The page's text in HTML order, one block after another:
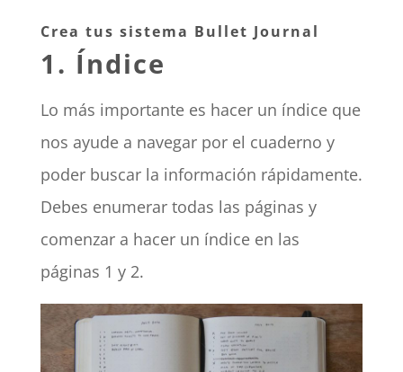
Crea tus sistema Bullet Journal
1. Índice
Lo más importante es hacer un índice que
nos ayude a navegar por el cuaderno y
poder buscar la información rápidamente.
Debes enumerar todas las páginas y
comenzar a hacer un índice en las
páginas 1 y 2.